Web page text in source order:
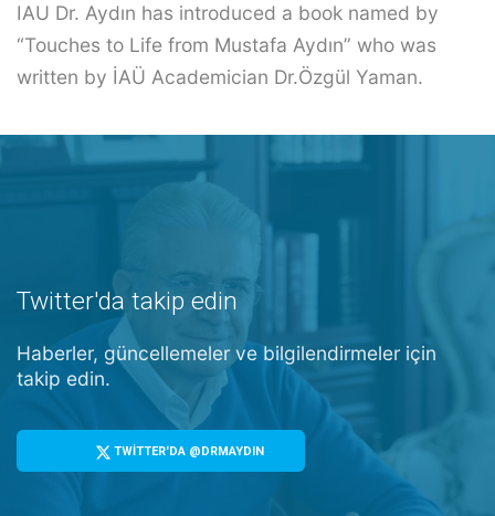
IAU Dr. Aydın has introduced a book named by
“Touches to Life from Mustafa Aydın” who was
written by İAÜ Academician Dr.Özgül Yaman.
Twitter'da takip edin
Haberler, güncellemeler ve bilgilendirmeler için
takip edin.
TWİTTER'DA @DRMAYDIN